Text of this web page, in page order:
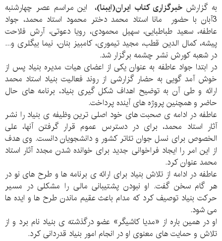
به گزارش خبرگزاری کتاب ایران(ایبنا)، این مراسم عصر چهارشنبه
3آبان با حضور مانا استاد محمد دختر محمود استاد محمد، جواد
عاطفه، سعید طباطبایی، سهیل محمودی، رویا دعوتی، آرش فلاحت
پیشه، کمال الدین قطب، مجید تیموری، کامبیز بنان، نیما بیگلری و...
در شعبه کورش نشر چشمه برگزار شد.
در ابتدا جواد عاطفه به عنوان یکی از اعضای هیات مدیره بنیاد پس از
خوش آمد گویی به حضار گزارشی از روند فعالیت بنیاد استاد محمد
ارائه و طی آن به توضیح اهداف شکل گیری بنیاد، برنامه های حال
حاضر و همچنین پروژه های آینده پرداخت.
عاطفه در ادامه ی صحبت های خود اصلی ترین وظیفه ی بنیاد را نشر
آثار استاد محمد، برای در دسترس عموم قرار گرفتن آنها، علی
الخصوص برای نسل جوان تئاتر کشور و دانشجویان دانست. وی هدف
از این امر را ایجاد فراخوانی جدید برای خوانده شدن مجدد آثار استاد
محمد عنوان کرد.
عاطفه در ادامه از تلاش بنیاد برای ارائه ی برنامه ها و طرح های نو در
هر گام سخن گفت. او نبودن پشتیبانی مالی را مشکلی در مسیر
حرکت بنیاد توصیف کرد که مدام باعث عقیم ماندن طرح ها و ایده ها
می شود.
او در همین باره از «مدیا کاشیگر» عضو درگذشته ی بنیاد نام برد و از
تلاش و حمایت های معنوی او در انجام امور بنیاد قدردانی کرد.